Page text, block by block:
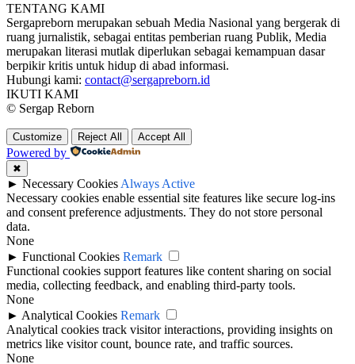
TENTANG KAMI
Sergapreborn merupakan sebuah Media Nasional yang bergerak di
ruang jurnalistik, sebagai entitas pemberian ruang Publik, Media
merupakan literasi mutlak diperlukan sebagai kemampuan dasar
berpikir kritis untuk hidup di abad informasi.
Hubungi kami: contact@sergapreborn.id
IKUTI KAMI
© Sergap Reborn
Customize Reject All Accept All
Powered by
✖
► Necessary Cookies Always Active
Necessary cookies enable essential site features like secure log-ins
and consent preference adjustments. They do not store personal
data.
None
► Functional Cookies Remark
Functional cookies support features like content sharing on social
media, collecting feedback, and enabling third-party tools.
None
► Analytical Cookies Remark
Analytical cookies track visitor interactions, providing insights on
metrics like visitor count, bounce rate, and traffic sources.
None